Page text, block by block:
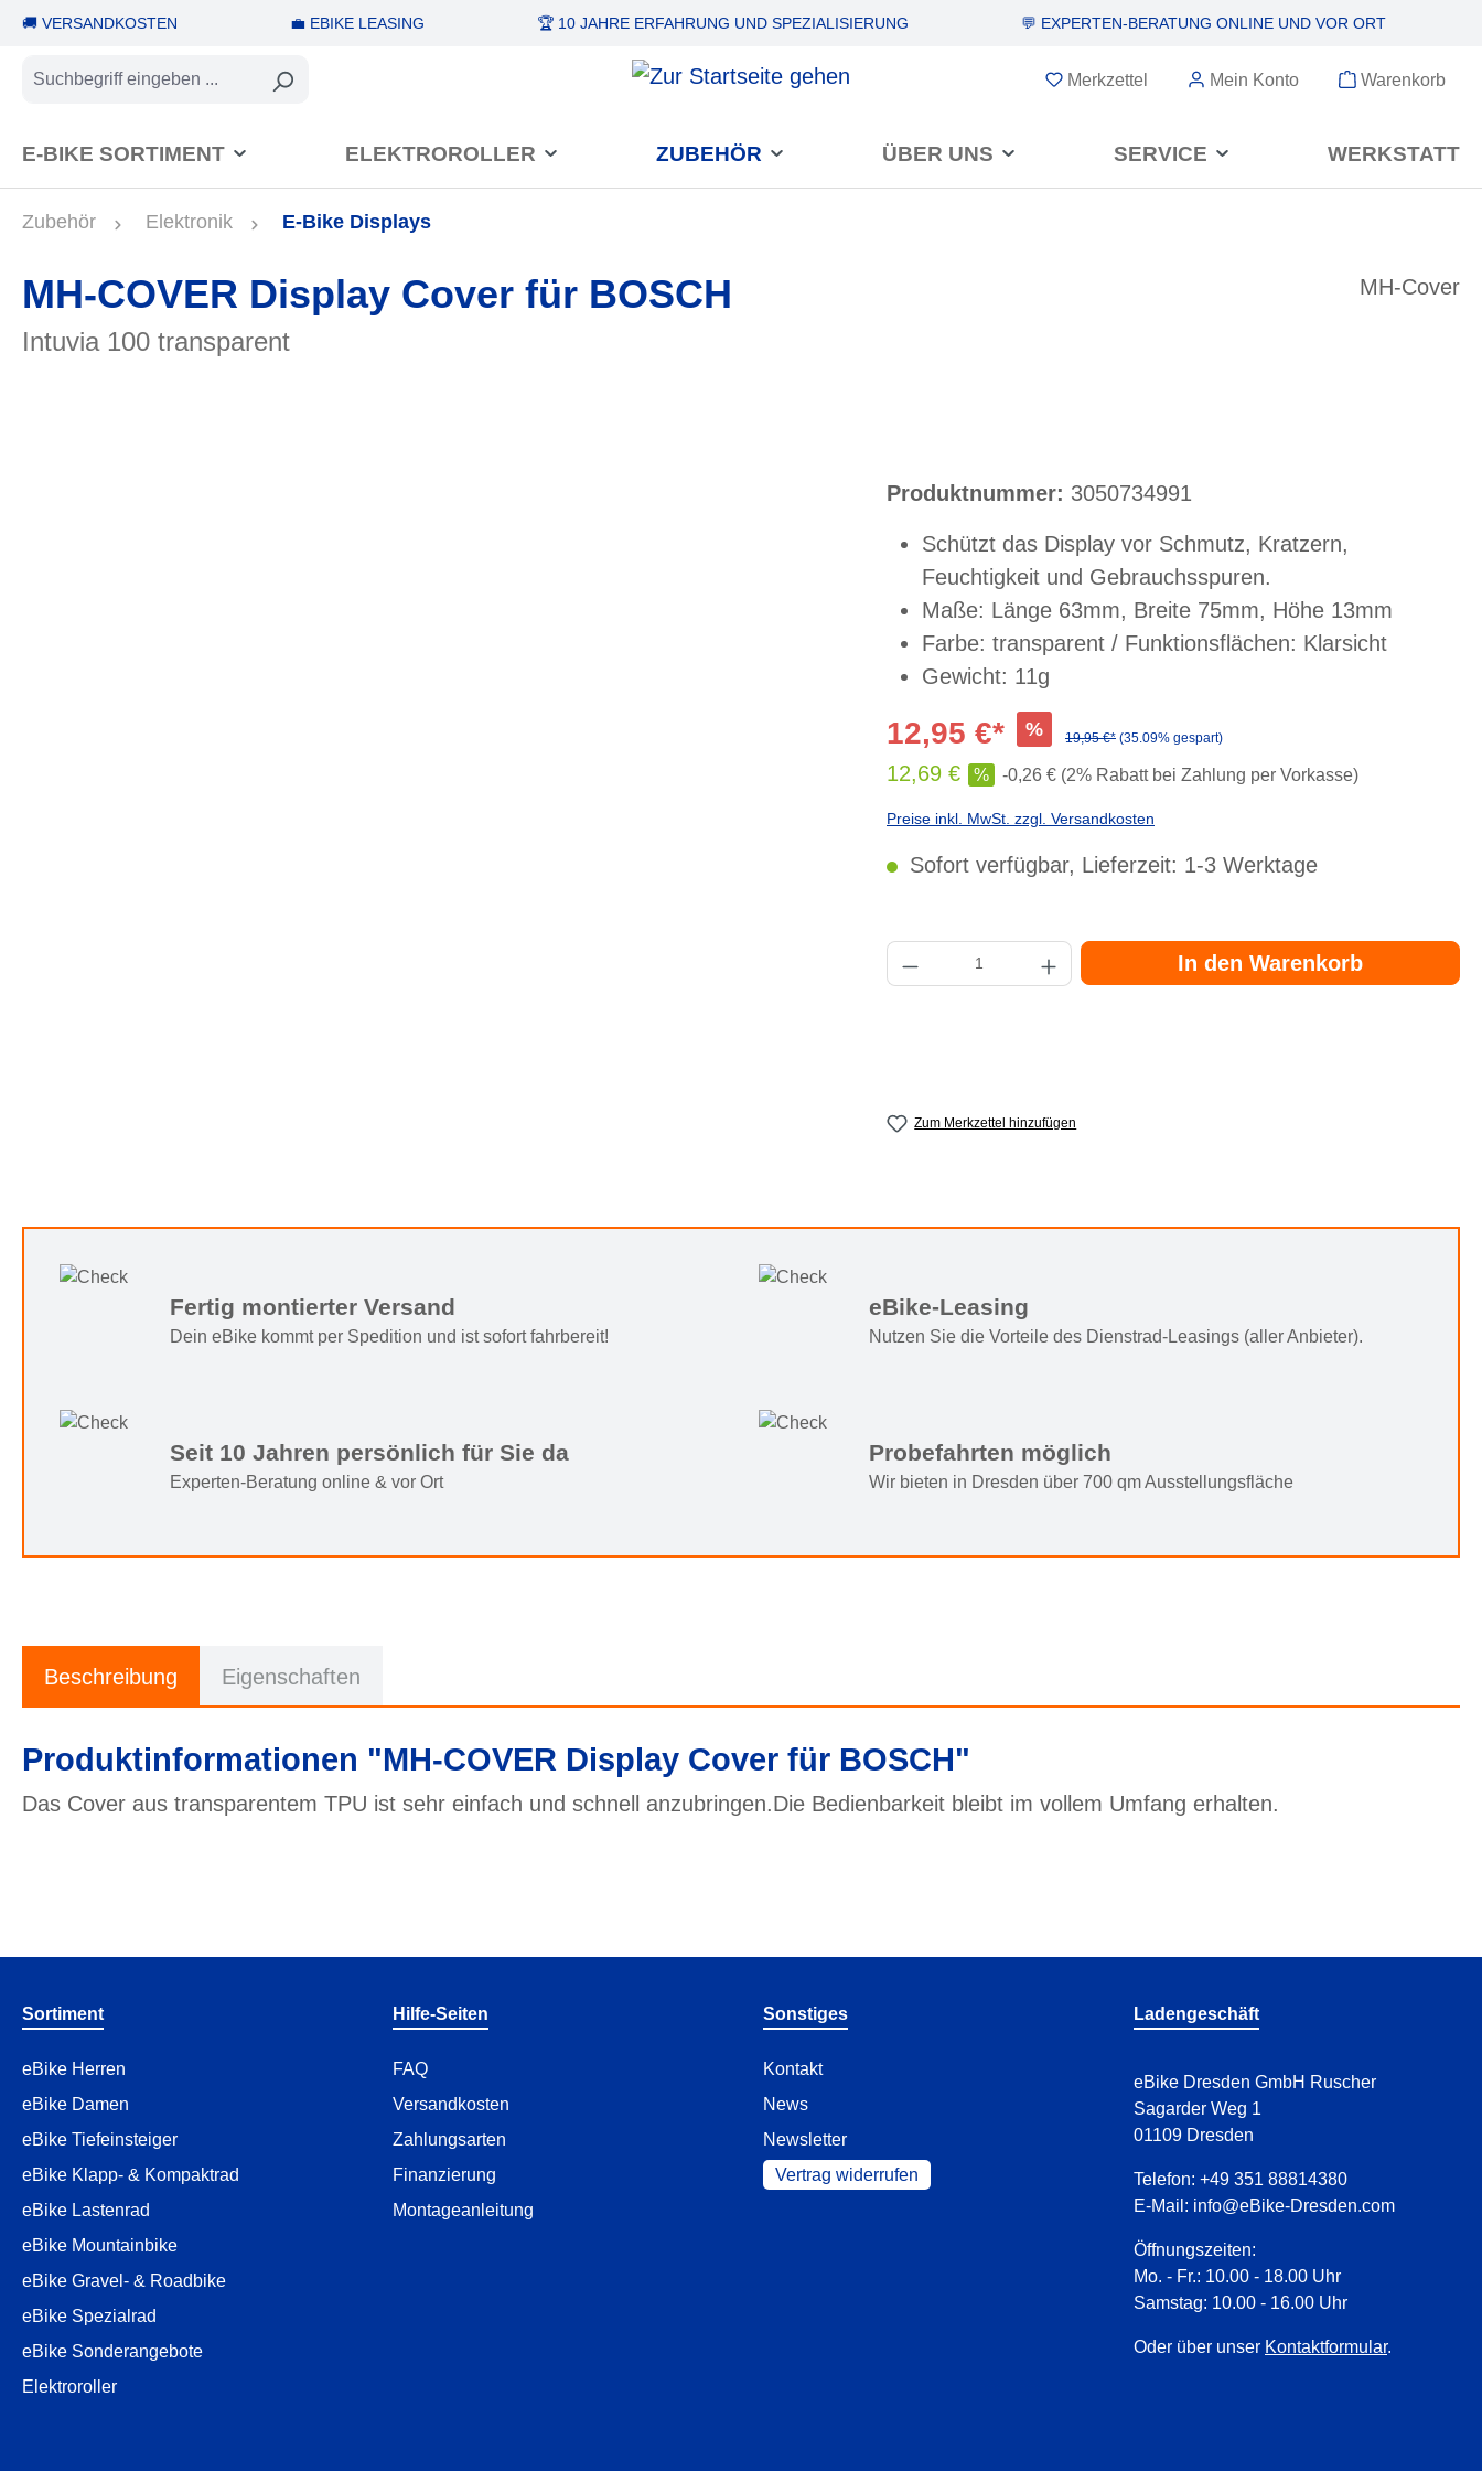
Zur Hauptnavigation springen
🚚 VERSANDKOSTEN 💼 EBIKE LEASING 🏆 10 JAHRE ERFAHRUNG UND SPEZIALISIERUNG 💬 EXPERTEN-BERATUNG ONLINE UND VOR ORT
Merkzettel Mein Konto Warenkorb
E-BIKE SORTIMENT ELEKTROROLLER ZUBEHÖR ÜBER UNS SERVICE WERKSTATT
Zubehör Elektronik E-Bike Displays
MH-COVER Display Cover für BOSCH
Intuvia 100 transparent
MH-Cover
Produktnummer: 3050734991
Schützt das Display vor Schmutz, Kratzern,
Feuchtigkeit und Gebrauchsspuren.
Maße: Länge 63mm, Breite 75mm, Höhe 13mm
Farbe: transparent / Funktionsflächen: Klarsicht
Gewicht: 11g
12,95 €* % 19,95 €* (35.09% gespart)
12,69 € % -0,26 € (2% Rabatt bei Zahlung per Vorkasse)
Preise inkl. MwSt. zzgl. Versandkosten
Sofort verfügbar, Lieferzeit: 1-3 Werktage
Produkt Anzahl: Gib den gewünschten Wert ein oder benutze die Schaltflächen um die Anzahl zu
In den Warenkorb
Zum Merkzettel hinzufügen
Fertig montierter Versand
Dein eBike kommt per Spedition und ist sofort fahrbereit!
eBike-Leasing
Nutzen Sie die Vorteile des Dienstrad-Leasings (aller Anbieter).
Seit 10 Jahren persönlich für Sie da
Experten-Beratung online & vor Ort
Probefahrten möglich
Wir bieten in Dresden über 700 qm Ausstellungsfläche
Beschreibung Eigenschaften
Produktinformationen "MH-COVER Display Cover für BOSCH"
Das Cover aus transparentem TPU ist sehr einfach und schnell anzubringen.Die Bedienbarkeit bleibt im vollem Umfang erhalten.
Sortiment
eBike Herren
eBike Damen
eBike Tiefeinsteiger
eBike Klapp- & Kompaktrad
eBike Lastenrad
eBike Mountainbike
eBike Gravel- & Roadbike
eBike Spezialrad
eBike Sonderangebote
Elektroroller
Hilfe-Seiten
FAQ
Versandkosten
Zahlungsarten
Finanzierung
Montageanleitung
Sonstiges
Kontakt
News
Newsletter
Vertrag widerrufen
Ladengeschäft
eBike Dresden GmbH Ruscher
Sagarder Weg 1
01109 Dresden
Telefon: +49 351 88814380
E-Mail: info@eBike-Dresden.com
Öffnungszeiten:
Mo. - Fr.: 10.00 - 18.00 Uhr
Samstag: 10.00 - 16.00 Uhr
Oder über unser Kontaktformular.